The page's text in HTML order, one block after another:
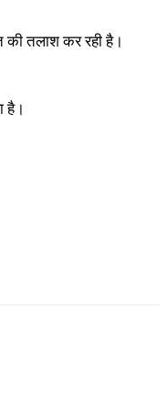
की तलाश कर रही है।
है।